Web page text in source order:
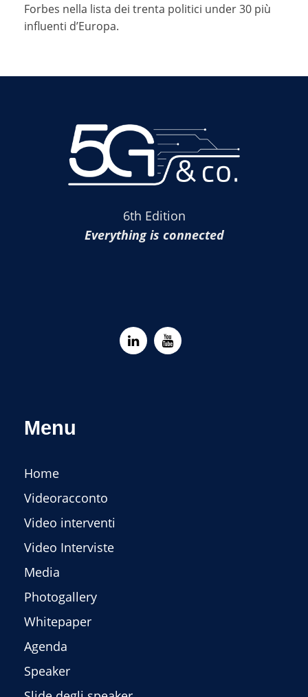
Forbes nella lista dei trenta politici under 30 più
influenti d’Europa.
6th Edition
Everything is connected
Menu
Home
Videoracconto
Video interventi
Video Interviste
Media
Photogallery
Whitepaper
Agenda
Speaker